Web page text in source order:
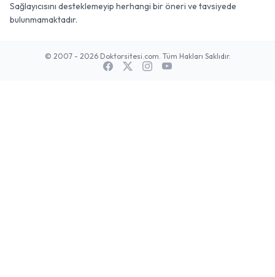
Sağlayıcısını desteklemeyip herhangi bir öneri ve tavsiyede
bulunmamaktadır.
© 2007 - 2026 Doktorsitesi.com. Tüm Hakları Saklıdır.